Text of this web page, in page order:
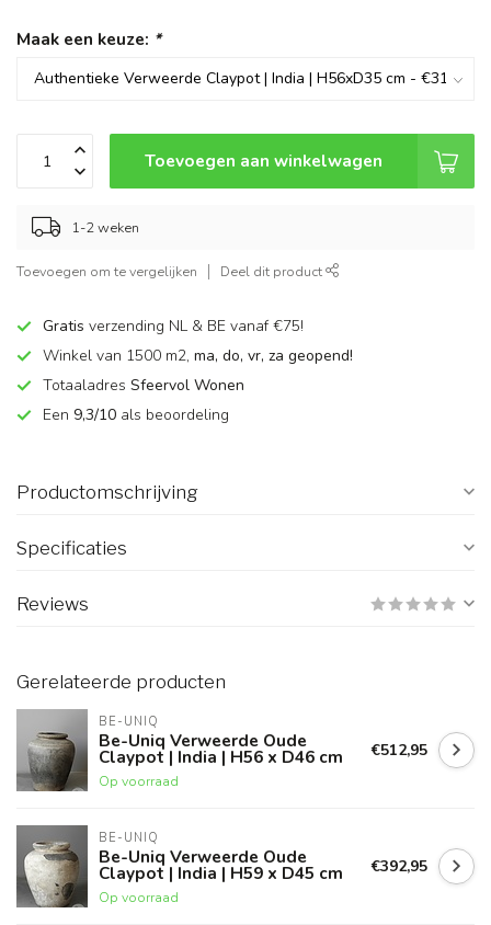
Maak een keuze: *
Toevoegen aan winkelwagen
1-2 weken
Toevoegen om te vergelijken Deel dit product
Gratis verzending NL & BE vanaf €75!
Winkel van 1500 m2, ma, do, vr, za geopend!
Totaaladres Sfeervol Wonen
Een 9,3/10 als beoordeling
Productomschrijving
Specificaties
Reviews
Gerelateerde producten
BE-UNIQ
Be-Uniq Verweerde Oude
Claypot | India | H56 x D46 cm
Op voorraad
€512,95
BE-UNIQ
Be-Uniq Verweerde Oude
Claypot | India | H59 x D45 cm
Op voorraad
€392,95